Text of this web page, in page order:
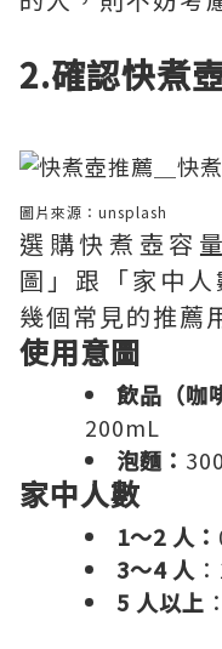
2.確認快煮
圖片來源： unsplash
選購快煮壺容
圖」跟「家中
幾個常見的推薦
使用意圖
飲品（咖
200mL
泡麵：
家中人數
1～2 人：
3～4 人
5 人以上